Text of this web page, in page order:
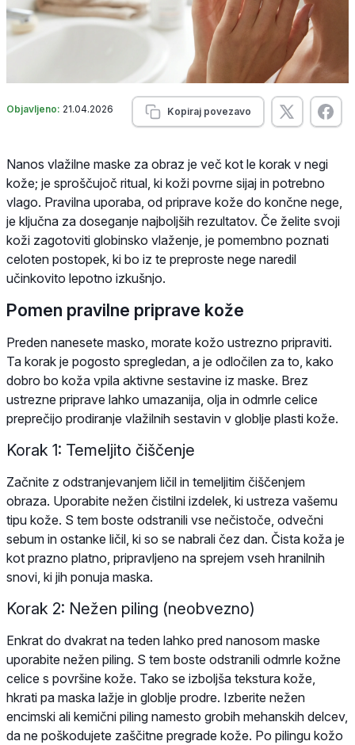
Objavljeno: 21.04.2026 Kopiraj povezavo
Nanos vlažilne maske za obraz je več kot le korak v negi
kože; je sproščujoč ritual, ki koži povrne sijaj in potrebno
vlago. Pravilna uporaba, od priprave kože do končne nege,
je ključna za doseganje najboljših rezultatov. Če želite svoji
koži zagotoviti globinsko vlaženje, je pomembno poznati
celoten postopek, ki bo iz te preproste nege naredil
učinkovito lepotno izkušnjo.
Pomen pravilne priprave kože
Preden nanesete masko, morate kožo ustrezno pripraviti.
Ta korak je pogosto spregledan, a je odločilen za to, kako
dobro bo koža vpila aktivne sestavine iz maske. Brez
ustrezne priprave lahko umazanija, olja in odmrle celice
preprečijo prodiranje vlažilnih sestavin v globlje plasti kože.
Korak 1: Temeljito čiščenje
Začnite z odstranjevanjem ličil in temeljitim čiščenjem
obraza. Uporabite nežen čistilni izdelek, ki ustreza vašemu
tipu kože. S tem boste odstranili vse nečistoče, odvečni
sebum in ostanke ličil, ki so se nabrali čez dan. Čista koža je
kot prazno platno, pripravljeno na sprejem vseh hranilnih
snovi, ki jih ponuja maska.
Korak 2: Nežen piling (neobvezno)
Enkrat do dvakrat na teden lahko pred nanosom maske
uporabite nežen piling. S tem boste odstranili odmrle kožne
celice s površine kože. Tako se izboljša tekstura kože,
hkrati pa maska lažje in globlje prodre. Izberite nežen
encimski ali kemični piling namesto grobih mehanskih delcev,
da ne poškodujete zaščitne pregrade kože. Po pilingu kožo